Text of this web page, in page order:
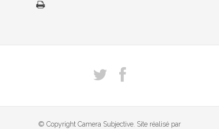
© Copyright Camera Subjective. Site réalisé par